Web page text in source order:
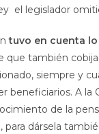
el legislador
tuvo en cuenta
que también
siempre y
beneficiarios. A
de la
para dársela